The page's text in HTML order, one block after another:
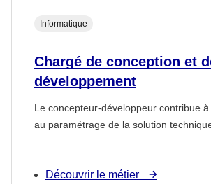
Chargé de conception et
développement
Le concepteur-développeur contribue
au paramétrage de la solution
Informatique
Découvrir le métier